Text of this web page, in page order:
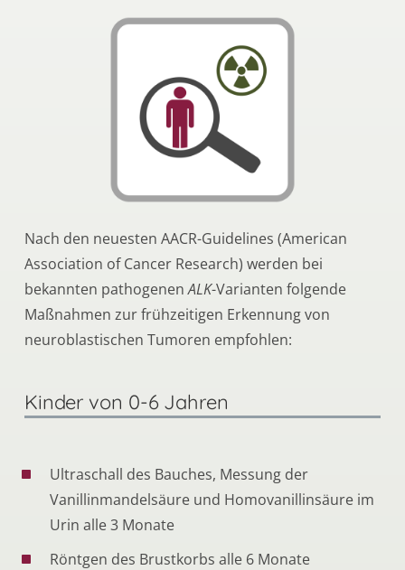
Nach den neuesten AACR-Guidelines (American
Association of Cancer Research) werden bei
bekannten pathogenenALK-Varianten folgende
Maßnahmen zur frühzeitigen Erkennung von
neuroblastischen Tumoren empfohlen:
Kinder von 0-6 Jahren
Ultraschall des Bauches, Messung der
Vanillinmandelsäure und Homovanillinsäure im
Urin alle 3 Monate
Röntgen des Brustkorbs alle 6 Monate